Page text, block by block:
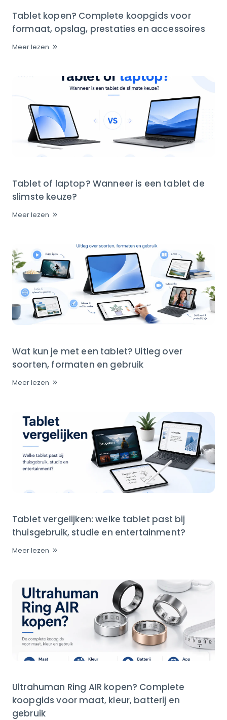
Tablet kopen? Complete koopgids voor
formaat, opslag, prestaties en accessoires
Meer lezen
Tablet of laptop? Wanneer is een tablet de
slimste keuze?
Meer lezen
Wat kun je met een tablet? Uitleg over
soorten, formaten en gebruik
Meer lezen
Tablet vergelijken: welke tablet past bij
thuisgebruik, studie en entertainment?
Meer lezen
Ultrahuman Ring AIR kopen? Complete
koopgids voor maat, kleur, batterij en
gebruik